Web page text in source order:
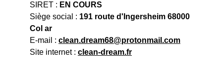
SIRET : EN COURS
Siège social : 191 route d'Ingersheim 68000
Col ar
E-mail : clean.dream68@protonmail.com
Site internet : clean-dream.fr